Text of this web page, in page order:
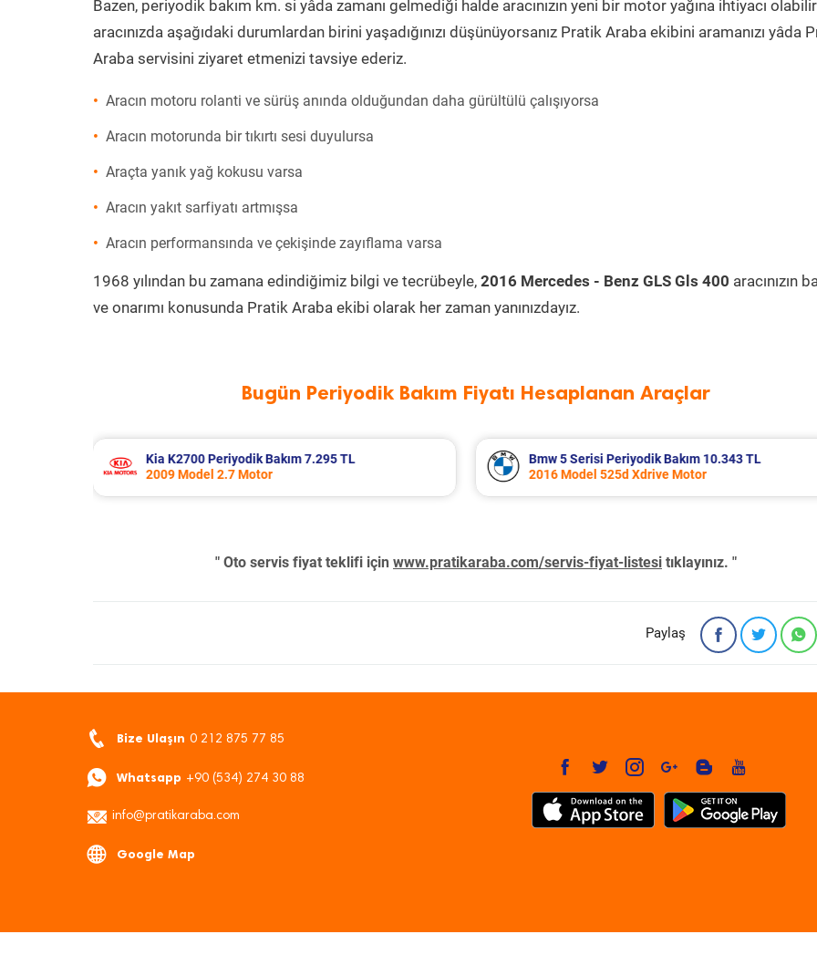
Bazen, periyodik bakım km. si yâda zamanı gelmediği halde aracınızın yeni bir motor yağına ihtiyacı
aracınızda aşağıdaki durumlardan birini yaşadığınızı düşünüyorsanız Pratik Araba ekibini aramanızı yâda
Araba servisini ziyaret etmenizi tavsiye ederiz.
Aracın motoru rolanti ve sürüş anında olduğundan daha gürültülü çalışıyorsa
Aracın motorunda bir tıkırtı sesi duyulursa
Araçta yanık yağ kokusu varsa
Aracın yakıt sarfiyatı artmışsa
Aracın performansında ve çekişinde zayıflama varsa
1968 yılından bu zamana edindiğimiz bilgi ve tecrübeyle, 2016 Mercedes - Benz GLS Gls 400 aracınızın
ve onarımı konusunda Pratik Araba ekibi olarak her zaman yanınızdayız.
Bugün Periyodik Bakım Fiyatı Hesaplanan Araçlar
Bmw 5 Serisi Periyodik Bakım 10.343 TL
2016 Model 525d Xdrive Motor
Audi A5 Periyodik Bakım 12.315 TL
2024 Model 40 Tdi Quattro Motor
" Oto servis fiyat teklifi için www.pratikaraba.com/servis-fiyat-listesi tıklayınız. "
Paylaş
Bize Ulaşın 0 212 875 77 85
Whatsapp +90 (534) 274 30 88
info@pratikaraba.com
Google Map